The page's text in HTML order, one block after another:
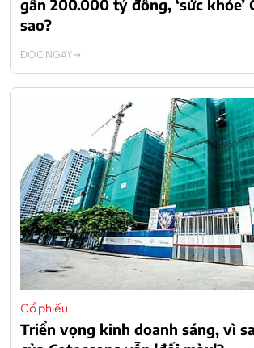
gần 200.000 tỷ đồng, ‘sức khỏe’
sao?
ĐỌC NGAY
Cổ phiếu
Triển vọng kinh doanh sáng, vì